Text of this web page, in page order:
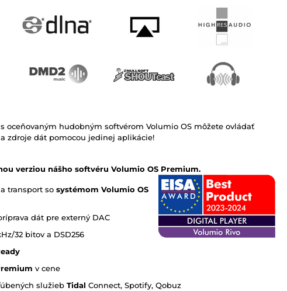
oceňovaným hudobným softvérom Volumio OS môžete ovládať
zdroje dát pomocou jedinej aplikácie!
verziou nášho softvéru Volumio OS Premium.
transport so systémom Volumio OS
dát pre externý DAC
32 bitov a DSD256
v cene
služieb Tidal Connect, Spotify, Qobuz